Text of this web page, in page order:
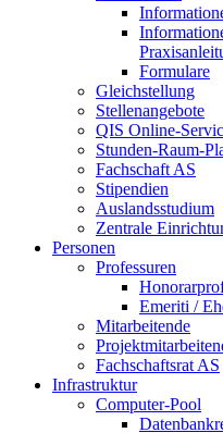
Formulare
Gleichstellung
Stellenangebote
QIS Online-
Stunden-Raum-
Fachschaft AS
Stipendien
Auslandsstudium
Zentrale
Personen
Professuren
Emeriti /
Mitarbeitende
Fachschaftsrat AS
Infrastruktur
Computer-Pool